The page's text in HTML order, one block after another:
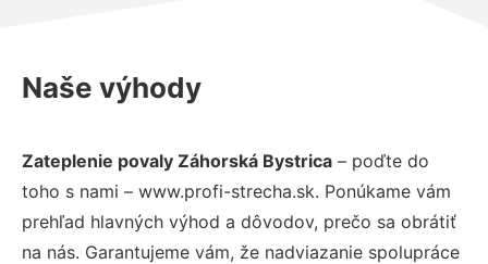
Naše výhody
Zateplenie povaly Záhorská Bystrica – poďte do
toho s nami – www.profi-strecha.sk. Ponúkame vám
prehľad hlavných výhod a dôvodov, prečo sa obrátiť
na nás. Garantujeme vám, že nadviazanie spolupráce